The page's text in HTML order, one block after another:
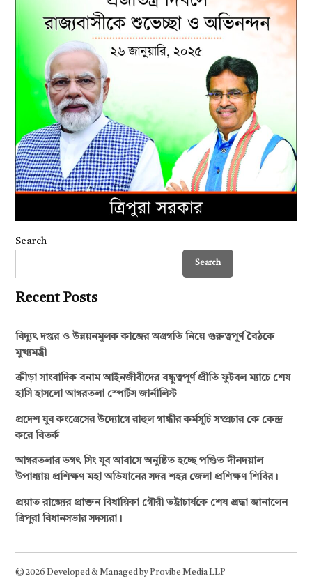
Search
Search
Recent Posts
বিদ্যুৎ দপ্তর ও উন্নয়নমূলক কাজের অগ্রগতি নিয়ে গুরুত্বপূর্ণ বৈঠকে
মুখ্যমন্ত্রী
ক্রীড়া সাংবাদিক বনাম আইনজীবীদের বন্ধুত্বপূর্ণ প্রীতি ফুটবল ম্যাচে শেষ
হাসি হাসলো আগরতলা স্পোর্টস জার্নালিস্ট
প্রদেশ যুব কংগ্রেসের উদ্যোগে রাহুল গান্ধীর কর্মসূচি সম্প্রচার কে কেন্দ্র
করে বিতর্ক
আগরতলার ভগৎ সিং যুব আবাসে অনুষ্ঠিত হচ্ছে পণ্ডিত দীনদয়াল
উপাধ্যায় প্রশিক্ষণ মহা অভিযানের সদর শহর জেলা প্রশিক্ষণ শিবির।
প্রয়াত রাজ্যের প্রাক্তন বিধায়িকা গৌরী ভট্টাচার্যকে শেষ শ্রদ্ধা জানালেন
ত্রিপুরা বিধানসভার সদস্যরা।
© 2026 Developed & Managed by Provibe Media LLP